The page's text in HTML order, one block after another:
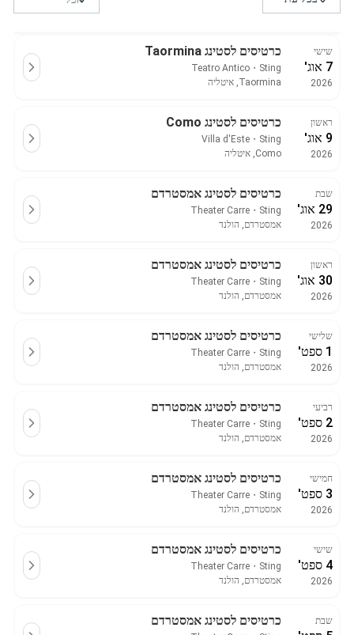
שישי
7 אוג'
2026
כרטיסים לסטינג Taormina
Sting
・
Teatro Antico
Taormina, איטליה
ראשון
9 אוג'
2026
כרטיסים לסטינג Como
Sting
・
Villa d'Este
Como, איטליה
שבת
29 אוג'
2026
כרטיסים לסטינג אמסטרדם
Sting
・
Theater Carre
אמסטרדם, הולנד
ראשון
30 אוג'
2026
כרטיסים לסטינג אמסטרדם
Sting
・
Theater Carre
אמסטרדם, הולנד
שלישי
1 ספט'
2026
כרטיסים לסטינג אמסטרדם
Sting
・
Theater Carre
אמסטרדם, הולנד
רביעי
2 ספט'
2026
כרטיסים לסטינג אמסטרדם
Sting
・
Theater Carre
אמסטרדם, הולנד
חמישי
3 ספט'
2026
כרטיסים לסטינג אמסטרדם
Sting
・
Theater Carre
אמסטרדם, הולנד
שישי
4 ספט'
2026
כרטיסים לסטינג אמסטרדם
Sting
・
Theater Carre
אמסטרדם, הולנד
שבת כרטיסים לסטינג אמסטרדם